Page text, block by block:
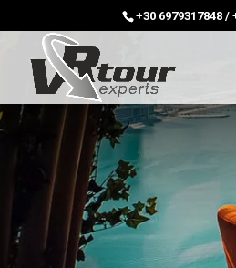
+30 6979317848